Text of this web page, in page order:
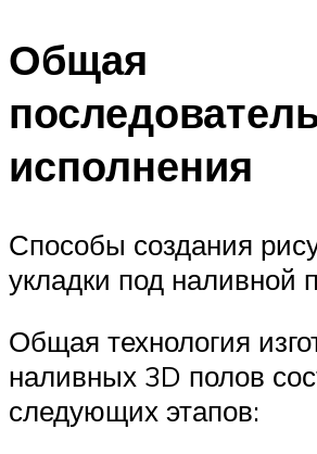
Общая
исполнения
Способы создания
укладки под наливной
Общая технология
наливных 3D полов
следующих этапов: